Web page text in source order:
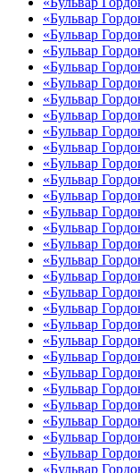
«Бульвар
«Бульвар
«Бульвар
«Бульвар
«Бульвар
«Бульвар
«Бульвар
«Бульвар
«Бульвар
«Бульвар
«Бульвар
«Бульвар
«Бульвар
«Бульвар
«Бульвар
«Бульвар
«Бульвар
«Бульвар
«Бульвар
«Бульвар
«Бульвар
«Бульвар
«Бульвар
«Бульвар
«Бульвар
«Бульвар
«Бульвар
«Бульвар
«Бульвар